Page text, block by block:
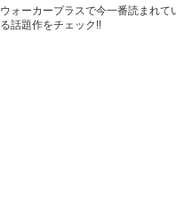
ウォーカープラスで今一番読まれて
る話題作をチェック!!